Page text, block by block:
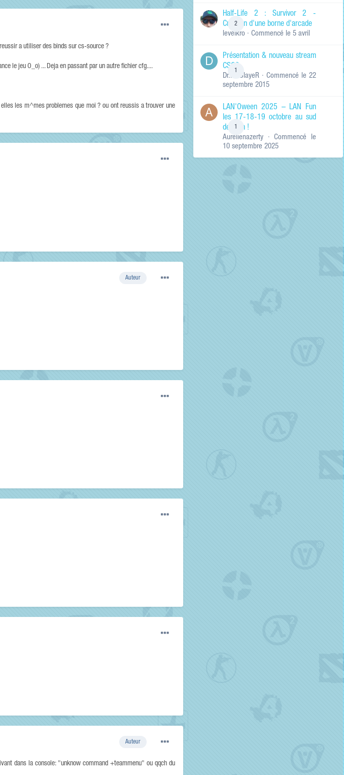
RECHERCHER LES
Titres et corps
Titres des
uniquement
a utiliser des binds sur cs-source ?
le jeu O_o) ... Deja en passant par un autre fichier cfg....
les m^mes problemes que moi ? ou ont reussis a trouver une
Auteur
Auteur
dans la console: "unknow command +teammenu" ou qqch du
2
Half-Life 2 : Survivor 2 -
Création d'une borne d'arcade
levelkro · Commencé le 5 avril
1
Présentation & nouveau stream
CSGO
Dr.KinSlayeR · Commencé le 22
septembre 2015
1
LAN'Oween 2025 – LAN Fun
les 17-18-19 octobre au sud
de Lyon !
Aurelienazerty · Commencé le
10 septembre 2025